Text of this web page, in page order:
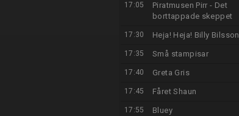
17:05
Piratmusen Pirr - Det
borttappade skeppet
17:30 Heja! Heja! Billy Bilsson
17:35 Små stampisar
17:40 Greta Gris
17:45 Fåret Shaun
17:55 Bluey